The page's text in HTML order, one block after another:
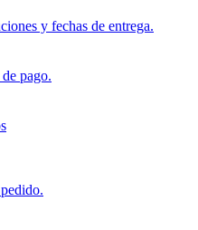
y fechas de entrega.
pago.